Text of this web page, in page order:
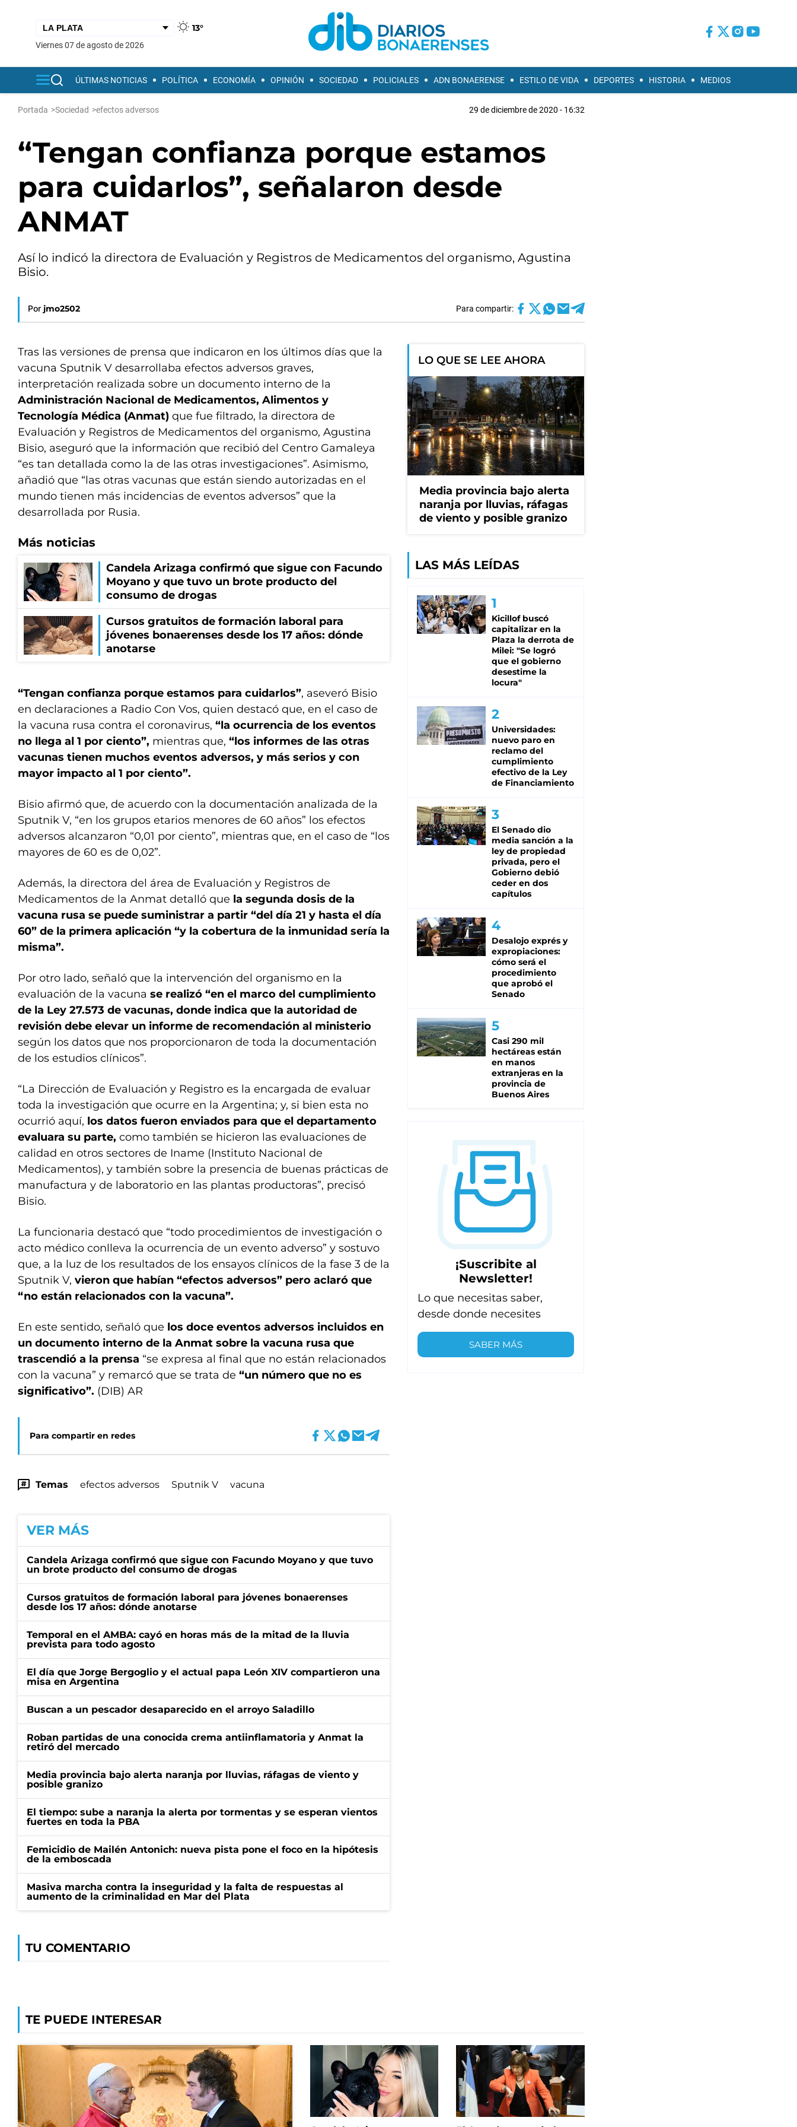
13°
viernes 07 de agosto de 2026
ÚLTIMAS NOTICIAS POLÍTICA ECONOMÍA OPINIÓN SOCIEDAD POLICIALES ADN BONAERENSE ESTILO DE VIDA DEPORTES HISTORIA MEDIOS
Portada >Sociedad >efectos adversos 29 de diciembre de 2020 - 16:32
“Tengan confianza porque estamos
para cuidarlos”, señalaron desde
ANMAT
Así lo indicó la directora de Evaluación y Registros de Medicamentos del organismo, Agustina
Bisio.
Por jmo2502 Para compartir:
Tras las versiones de prensa que indicaron en los últimos días que la
vacuna Sputnik V desarrollaba efectos adversos graves,
interpretación realizada sobre un documento interno de la
Administración Nacional de Medicamentos, Alimentos y
Tecnología Médica (Anmat) que fue filtrado, la directora de
Evaluación y Registros de Medicamentos del organismo, Agustina
Bisio, aseguró que la información que recibió del Centro Gamaleya
“es tan detallada como la de las otras investigaciones”. Asimismo,
añadió que “las otras vacunas que están siendo autorizadas en el
mundo tienen más incidencias de eventos adversos” que la
desarrollada por Rusia.
Más noticias
Candela Arizaga confirmó que sigue con Facundo
Moyano y que tuvo un brote producto del
consumo de drogas
Cursos gratuitos de formación laboral para
jóvenes bonaerenses desde los 17 años: dónde
anotarse
“Tengan confianza porque estamos para cuidarlos”, aseveró Bisio
en declaraciones a Radio Con Vos, quien destacó que, en el caso de
la vacuna rusa contra el coronavirus, “la ocurrencia de los eventos
no llega al 1 por ciento”, mientras que, “los informes de las otras
vacunas tienen muchos eventos adversos, y más serios y con
mayor impacto al 1 por ciento”.
Bisio afirmó que, de acuerdo con la documentación analizada de la
Sputnik V, “en los grupos etarios menores de 60 años” los efectos
adversos alcanzaron “0,01 por ciento”, mientras que, en el caso de “los
mayores de 60 es de 0,02”.
Además, la directora del área de Evaluación y Registros de
Medicamentos de la Anmat detalló que la segunda dosis de la
vacuna rusa se puede suministrar a partir “del día 21 y hasta el día
60” de la primera aplicación “y la cobertura de la inmunidad sería la
misma”.
Por otro lado, señaló que la intervención del organismo en la
evaluación de la vacuna se realizó “en el marco del cumplimiento
de la Ley 27.573 de vacunas, donde indica que la autoridad de
revisión debe elevar un informe de recomendación al ministerio
según los datos que nos proporcionaron de toda la documentación
de los estudios clínicos”.
“La Dirección de Evaluación y Registro es la encargada de evaluar
toda la investigación que ocurre en la Argentina; y, si bien esta no
ocurrió aquí, los datos fueron enviados para que el departamento
evaluara su parte, como también se hicieron las evaluaciones de
calidad en otros sectores de Iname (Instituto Nacional de
Medicamentos), y también sobre la presencia de buenas prácticas de
manufactura y de laboratorio en las plantas productoras”, precisó
Bisio.
La funcionaria destacó que “todo procedimientos de investigación o
acto médico conlleva la ocurrencia de un evento adverso” y sostuvo
que, a la luz de los resultados de los ensayos clínicos de la fase 3 de la
Sputnik V, vieron que habían “efectos adversos” pero aclaró que
“no están relacionados con la vacuna”.
En este sentido, señaló que los doce eventos adversos incluidos en
un documento interno de la Anmat sobre la vacuna rusa que
trascendió a la prensa “se expresa al final que no están relacionados
con la vacuna” y remarcó que se trata de “un número que no es
significativo”. (DIB) AR
Para compartir en redes
Temas efectos adversos Sputnik V vacuna
VER MÁS
Candela Arizaga confirmó que sigue con Facundo Moyano y que tuvo
un brote producto del consumo de drogas
Cursos gratuitos de formación laboral para jóvenes bonaerenses
desde los 17 años: dónde anotarse
Temporal en el AMBA: cayó en horas más de la mitad de la lluvia
prevista para todo agosto
El día que Jorge Bergoglio y el actual papa León XIV compartieron una
misa en Argentina
Buscan a un pescador desaparecido en el arroyo Saladillo
Roban partidas de una conocida crema antiinflamatoria y Anmat la
retiró del mercado
Media provincia bajo alerta naranja por lluvias, ráfagas de viento y
posible granizo
El tiempo: sube a naranja la alerta por tormentas y se esperan vientos
fuertes en toda la PBA
Femicidio de Mailén Antonich: nueva pista pone el foco en la hipótesis
de la emboscada
Masiva marcha contra la inseguridad y la falta de respuestas al
aumento de la criminalidad en Mar del Plata
TU COMENTARIO
LO QUE SE LEE AHORA
Media provincia bajo alerta
naranja por lluvias, ráfagas
de viento y posible granizo
LAS MÁS LEÍDAS
Kicillof buscó
capitalizar en la
Plaza la derrota de
Milei: "Se logró
que el gobierno
desestime la
locura"
Universidades:
nuevo paro en
reclamo del
cumplimiento
efectivo de la Ley
de Financiamiento
El Senado dio
media sanción a la
ley de propiedad
privada, pero el
Gobierno debió
ceder en dos
capítulos
Desalojo exprés y
expropiaciones:
cómo será el
procedimiento
que aprobó el
Senado
Casi 290 mil
hectáreas están
en manos
extranjeras en la
provincia de
Buenos Aires
¡Suscribite al
Newsletter!
Lo que necesitas saber,
desde donde necesites
SABER MÁS
TE PUEDE INTERESAR